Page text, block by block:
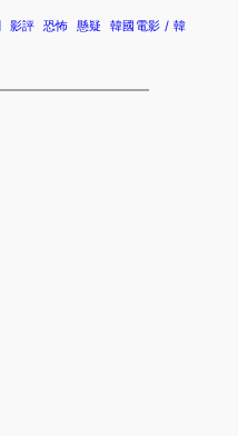
影評 恐怖 懸疑
韓國電影 / 韓